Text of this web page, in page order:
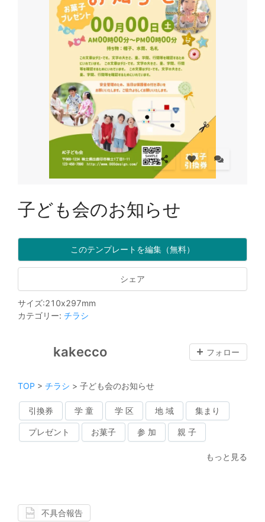
子ども会のお知らせ
このテンプレートを編集（無料）
シェア
サイズ:210x297mm
カテゴリー: チラシ
kakecco フォロー
TOP > チラシ > 子ども会のお知らせ
引換券 学 童 学 区 地 域 集まり
プレゼント お菓子 参 加 親 子
もっと見る
不具合報告